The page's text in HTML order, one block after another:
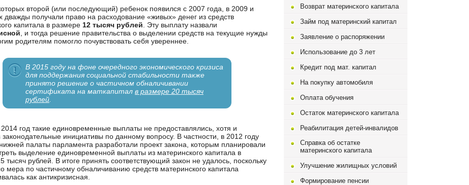
второй (или последующий) ребенок появился с 2007 года, в 2009 и
дважды получали право на расходование «живых» денег из средств
капитала в размере 12 тысяч рублей . Эту выплату назвали
, и тогда решение правительства о выделении средств на текущие нужды
родителям помогло почувствовать себя увереннее.
В 2015 году на фоне очередного экономического кризиса
для поддержания социальной стабильности также
принято решение о частичном обналичивании
сертификата на маткапитал в размере 20 тысяч
рублей
год такие единовременные выплаты не предоставлялись, хотя и
законодательные инициативы по данному вопросу. В частности, в 2012 году
палаты парламента разработали проект закона, которым планировали
выделение единовременной выплаты из материнского капитала в
тысяч рублей. В итоге принять соответствующий закон не удалось, поскольку
мера по частичному обналичиванию средств материнского капитала
как антикризисная.
Возврат материнского капитала
Займ под материнский капитал
Заявление о распоряжении
Использование до 3 лет
Кредит под мат. капитал
На покупку автомобиля
Оплата обучения
Остаток материнского капитала
Реабилитация детей-инвалидов
Справка об остатке
материнского капитала
Улучшение жилищных условий
Формирование пенсии